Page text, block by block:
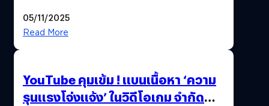
Thailand Game Show 2025 ทะลุ 15
05/11/2025
Read More
YouTube คุมเข้ม ! แบนเนื้อหา ‘ความ
รุนแรงโจ่งแจ้ง’ ในวิดีโอเกม จำกัด